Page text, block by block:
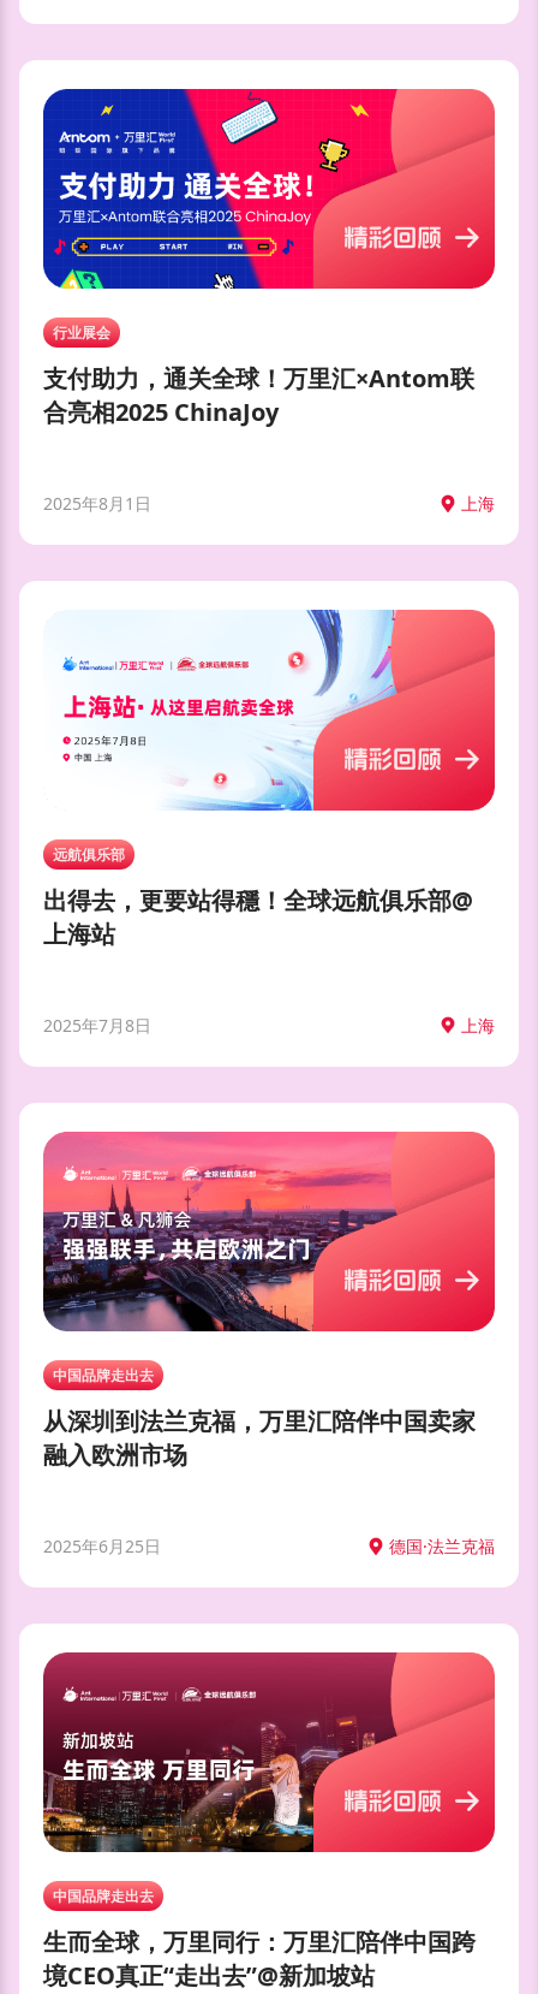
行业展会
支付助力，通关全球！万里汇×Antom联
合亮相2025 ChinaJoy
2025年8月1日 上海
远航俱乐部
出得去，更要站得穩！全球远航俱乐部@
上海站
2025年7月8日 上海
中国品牌走出去
从深圳到法兰克福，万里汇陪伴中国卖家
融入欧洲市场
2025年6月25日 德国·法兰克福
中国品牌走出去
生而全球，万里同行：万里汇陪伴中国跨
境CEO真正“走出去”@新加坡站